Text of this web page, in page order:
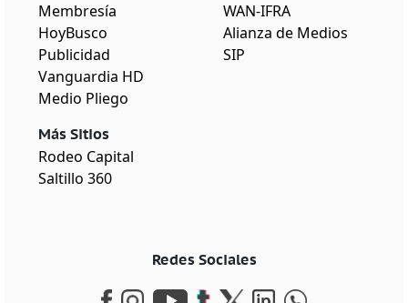
Membresía
HoyBusco
Publicidad
Vanguardia HD
Medio Pliego
Más Sitios
Rodeo Capital
Saltillo 360
WAN-IFRA
Alianza de Medios
SIP
Redes Sociales